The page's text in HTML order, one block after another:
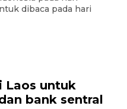
dibaca pada hari
Laos untuk
bank sentral
2026, ajang
dan